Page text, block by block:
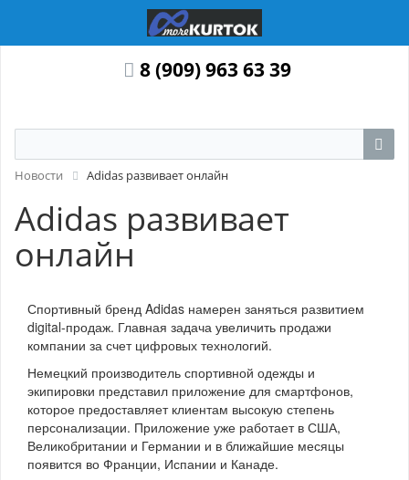
8 (909) 963 63 39
Новости Adidas развивает онлайн
Adidas развивает
онлайн
Спортивный бренд Adidas намерен заняться развитием
digital-продаж. Главная задача увеличить продажи
компании за счет цифровых технологий.
Немецкий производитель спортивной одежды и
экипировки представил приложение для смартфонов,
которое предоставляет клиентам высокую степень
персонализации. Приложение уже работает в США,
Великобритании и Германии и в ближайшие месяцы
появится во Франции, Испании и Канаде.